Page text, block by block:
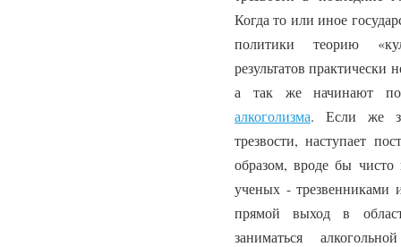
Когда то или иное
политики теорию
результатов практически
а так же начинают
алкоголизма. Если же
трезвости, наступает
образом, вроде бы
ученых - трезвенниками
прямой выход в
заниматься